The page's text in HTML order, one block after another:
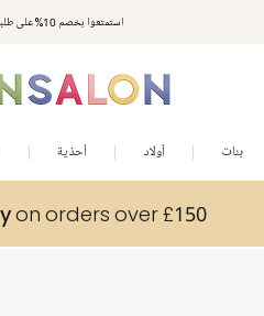
استمتعوا بخصم 10% على طلبيتكم الأولى كهدية ترحيب. سجلوا من هنا
بنات أولاد أحذية
on orders over £150